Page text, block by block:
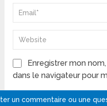
Enregistrer mon
dans le navigateur pour